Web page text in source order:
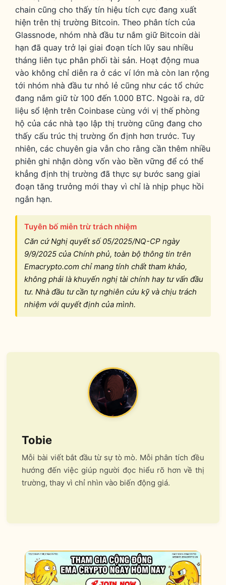
chain cũng cho thấy tín hiệu tích cực đang xuất
hiện trên thị trường Bitcoin. Theo phân tích của
Glassnode, nhóm nhà đầu tư nắm giữ Bitcoin dài
hạn đã quay trở lại giai đoạn tích lũy sau nhiều
tháng liên tục phân phối tài sản. Hoạt động mua
vào không chỉ diễn ra ở các ví lớn mà còn lan rộng
tới nhóm nhà đầu tư nhỏ lẻ cũng như các tổ chức
đang nắm giữ từ 100 đến 1.000 BTC. Ngoài ra, dữ
liệu sổ lệnh trên Coinbase cùng với vị thế phòng
hộ của các nhà tạo lập thị trường cũng đang cho
thấy cấu trúc thị trường ổn định hơn trước. Tuy
nhiên, các chuyên gia vẫn cho rằng cần thêm nhiều
phiên ghi nhận dòng vốn vào bền vững để có thể
khẳng định thị trường đã thực sự bước sang giai
đoạn tăng trưởng mới thay vì chỉ là nhịp phục hồi
ngắn hạn.
Tuyên bố miễn trừ trách nhiệm
Căn cứ Nghị quyết số 05/2025/NQ-CP ngày
9/9/2025 của Chính phủ, toàn bộ thông tin trên
Emacrypto.com chỉ mang tính chất tham khảo,
không phải là khuyến nghị tài chính hay tư vấn đầu
tư. Nhà đầu tư cần tự nghiên cứu kỹ và chịu trách
nhiệm với quyết định của mình.
Tobie
Mỗi bài viết bắt đầu từ sự tò mò. Mỗi phân tích đều
hướng đến việc giúp người đọc hiểu rõ hơn về thị
trường, thay vì chỉ nhìn vào biến động giá.